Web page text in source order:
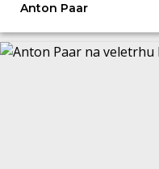
Anton Paar